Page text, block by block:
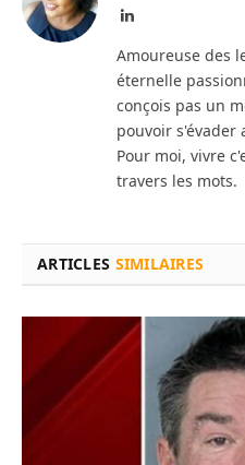
LinkedIn
Amoureuse des
éternelle
conçois pas un
pouvoir s'évader
Pour moi, vivre
travers les mots.
ARTICLES SIMILAIRES